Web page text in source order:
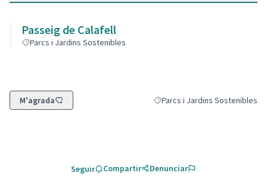
Passeig de Calafell
Parcs i Jardins Sostenibles
M'agrada Resultats al filtrar per la
Parcs i Jardins Sostenibles
Seguir Compartir Denunciar